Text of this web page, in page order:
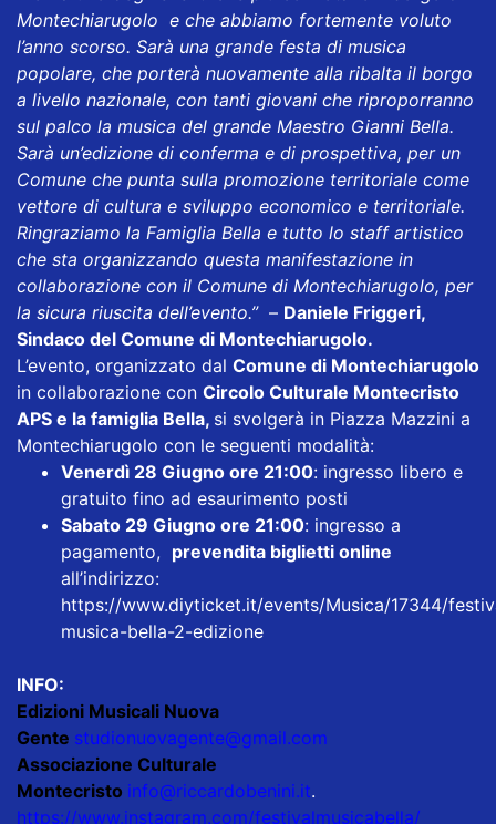
Montechiarugolo e che abbiamo fortemente voluto
l’anno scorso. Sarà una grande festa di musica
popolare, che porterà nuovamente alla ribalta il borgo
a livello nazionale, con tanti giovani che riproporranno
sul palco la musica del grande Maestro Gianni Bella.
Sarà un’edizione di conferma e di prospettiva, per un
Comune che punta sulla promozione territoriale come
vettore di cultura e sviluppo economico e territoriale.
Ringraziamo la Famiglia Bella e tutto lo staff artistico
che sta organizzando questa manifestazione in
collaborazione con il Comune di Montechiarugolo, per
la sicura riuscita dell’evento.”– Daniele Friggeri,
Sindaco del Comune di Montechiarugolo.
L’evento, organizzato dal Comune di Montechiarugolo
in collaborazione con Circolo Culturale Montecristo
APS e la famiglia Bella, si svolgerà in Piazza Mazzini a
Montechiarugolo con le seguenti modalità:
Venerdì 28 Giugno ore 21:00: ingresso libero e
gratuito fino ad esaurimento posti
Sabato 29 Giugno ore 21:00: ingresso a
pagamento, prevendita biglietti online
all’indirizzo:
https://www.diyticket.it/events/Musica/17344/
musica-bella-2-edizione
INFO:
Edizioni Musicali Nuova
Gente studionuovagente@gmail.com
Associazione Culturale
Montecristo info@riccardobenini.it.
https://www.instagram.com/festivalmusicabella/